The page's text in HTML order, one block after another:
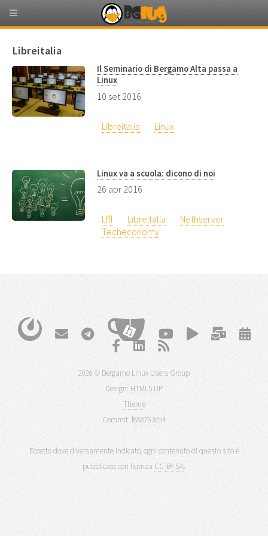
Libreitalia
Il Seminario di Bergamo Alta passa a
Linux
10 set 2016
Libreitalia Linux
Linux va a scuola: dicono di noi
26 apr 2016
Lffl Libreitalia
Nethserver
Techeconomy
2026 © Bergamo Linux Users Group
Design: HTML5 UP
Theme
Commit: f888763cb4
Eccetto dove diversamente indicato, ogni contenuto di questo sito è
pubblicato con licenza CC-BY-SA.